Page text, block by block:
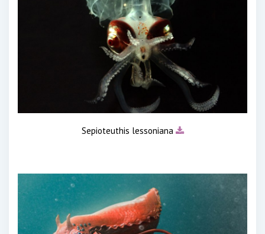
Sepioteuthis lessoniana